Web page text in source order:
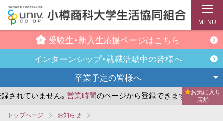
受験生・新入生応援ページはこちら
インターンシップ・就職活動中の皆様へ
卒業予定の皆様へ
れていません。営業時間のページから登録できます。 ま
お気に入り
店舗
MENU
トップページ
お知らせ